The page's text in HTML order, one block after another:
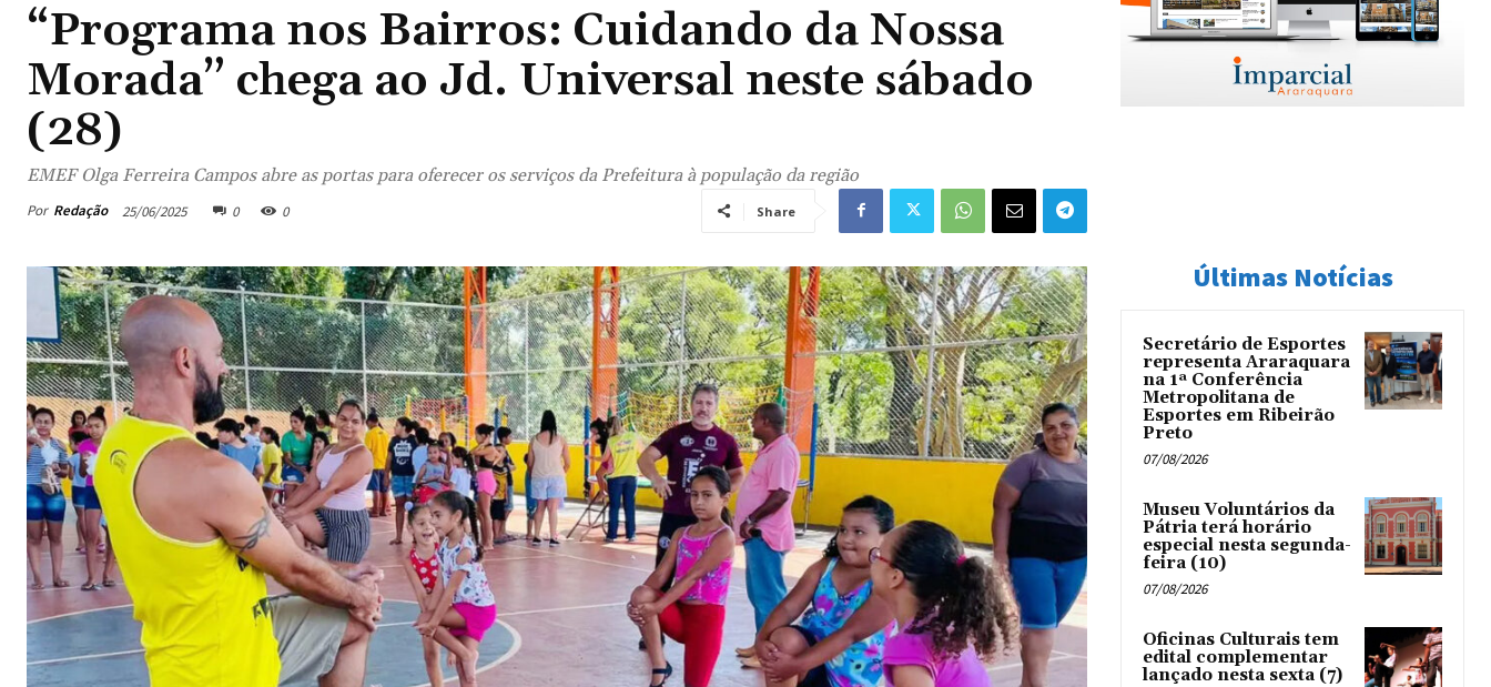
“Programa nos Bairros: Cuidando da Nossa
Morada” chega ao Jd. Universal neste sábado
(28)
EMEF Olga Ferreira Campos abre as portas para oferecer os serviços da Prefeitura à população da região
Por Redação 25/06/2025 0 0 Share
Últimas Notícias
Secretário de Esportes
representa Araraquara
na 1ª Conferência
Metropolitana de
Esportes em Ribeirão
Preto
07/08/2026
Museu Voluntários da
Pátria terá horário
especial nesta segunda-
feira (10)
07/08/2026
Oficinas Culturais tem
edital complementar
lançado nesta sexta (7)